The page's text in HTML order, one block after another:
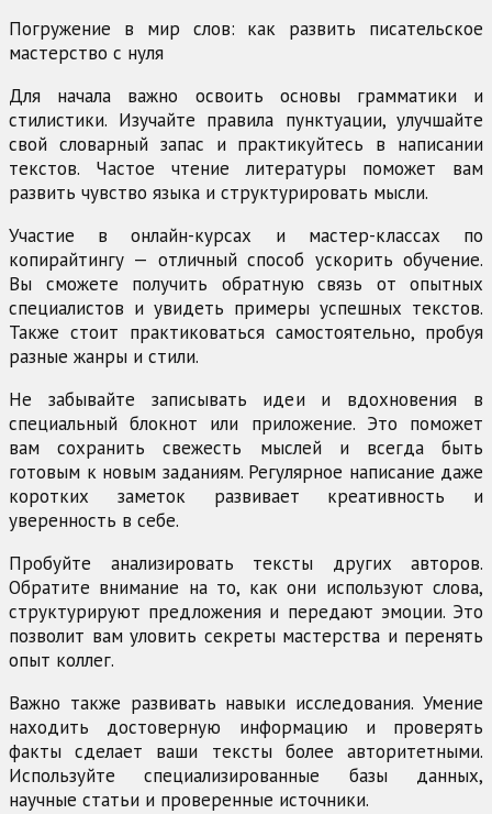
Погружение в мир слов: как развить писательское
мастерство с нуля
Для начала важно освоить основы грамматики и
стилистики. Изучайте правила пунктуации, улучшайте
свой словарный запас и практикуйтесь в написании
текстов. Частое чтение литературы поможет вам
развить чувство языка и структурировать мысли.
Участие в онлайн-курсах и мастер-классах по
копирайтингу — отличный способ ускорить обучение.
Вы сможете получить обратную связь от опытных
специалистов и увидеть примеры успешных текстов.
Также стоит практиковаться самостоятельно, пробуя
разные жанры и стили.
Не забывайте записывать идеи и вдохновения в
специальный блокнот или приложение. Это поможет
вам сохранить свежесть мыслей и всегда быть
готовым к новым заданиям. Регулярное написание даже
коротких заметок развивает креативность и
уверенность в себе.
Пробуйте анализировать тексты других авторов.
Обратите внимание на то, как они используют слова,
структурируют предложения и передают эмоции. Это
позволит вам уловить секреты мастерства и перенять
опыт коллег.
Важно также развивать навыки исследования. Умение
находить достоверную информацию и проверять
факты сделает ваши тексты более авторитетными.
Используйте специализированные базы данных,
научные статьи и проверенные источники.